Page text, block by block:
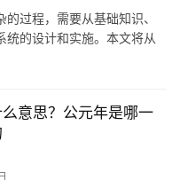
过程，需要从基础知识、
统的设计和实施。本文将从
意思？公元年是哪一